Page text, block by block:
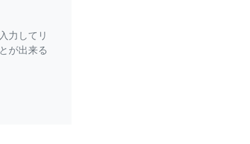
力してリ
が出来る